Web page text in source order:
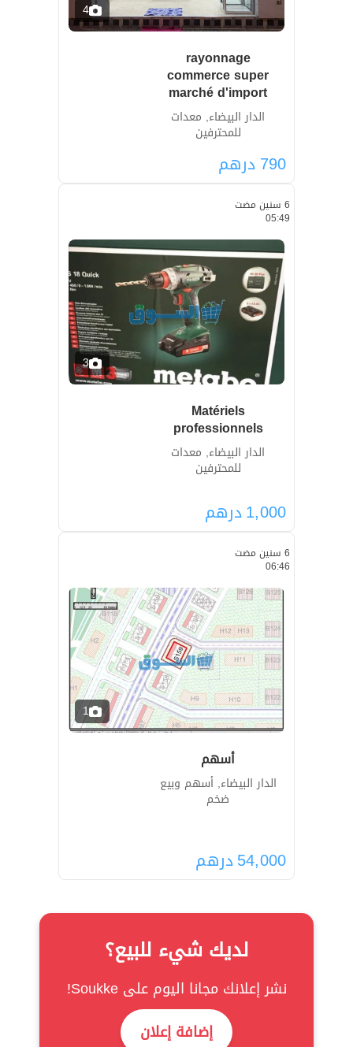
4
rayonnage
commerce super
marché d'import
الدار البيضاء, معدات
للمحترفين
790درهم
6 سنين مضت
05:49
3
Matériels
professionnels
الدار البيضاء, معدات
للمحترفين
1,000درهم
6 سنين مضت
06:46
1
أسهم
الدار البيضاء, أسهم وبيع
ضخم
54,000درهم
لديك شيء للبيع؟
نشر إعلانك مجانا اليوم على Soukke!
إضافة إعلان